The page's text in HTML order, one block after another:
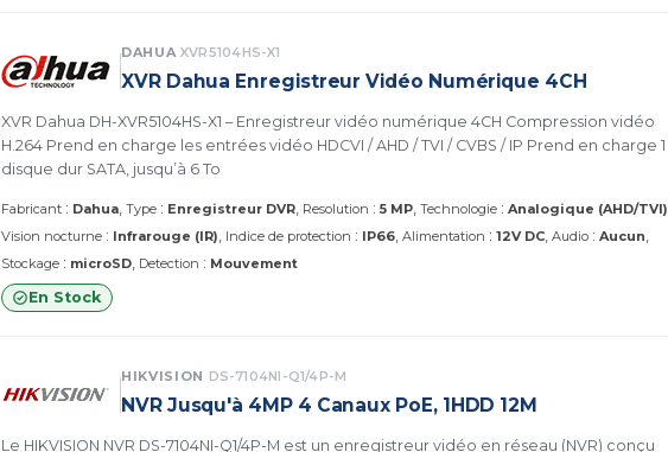
DAHUA XVR5104HS-X1
XVR Dahua Enregistreur Vidéo Numérique 4CH
XVR Dahua DH-XVR5104HS-X1 – Enregistreur vidéo numérique 4CH Compression vidéo
H.264 Prend en charge les entrées vidéo HDCVI / AHD / TVI / CVBS / IP Prend en charge 1
disque dur SATA, jusqu’à 6 To
Fabricant : Dahua Type : Enregistreur DVR Resolution : 5 MP Technologie : Analogique (AHD/TVI)
Vision nocturne : Infrarouge (IR) Indice de protection : IP66 Alimentation : 12V DC Audio : Aucun
Stockage : microSD Detection : Mouvement
En Stock
HIKVISION DS-7104NI-Q1/4P-M
NVR Jusqu'à 4MP 4 Canaux PoE, 1HDD 12M
Le HIKVISION NVR DS-7104NI-Q1/4P-M est un enregistreur vidéo en réseau (NVR) conçu